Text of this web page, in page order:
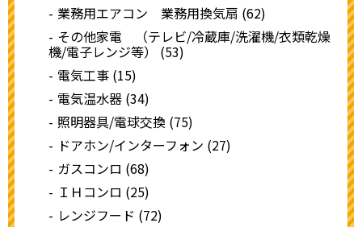
業務用エアコン 業務用換気扇 (62)
その他家電 （テレビ/冷蔵庫/洗濯機/衣類乾燥
機/電子レンジ等） (53)
電気工事 (15)
電気温水器 (34)
照明器具/電球交換 (75)
ドアホン/インターフォン (27)
ガスコンロ (68)
ＩＨコンロ (25)
レンジフード (72)